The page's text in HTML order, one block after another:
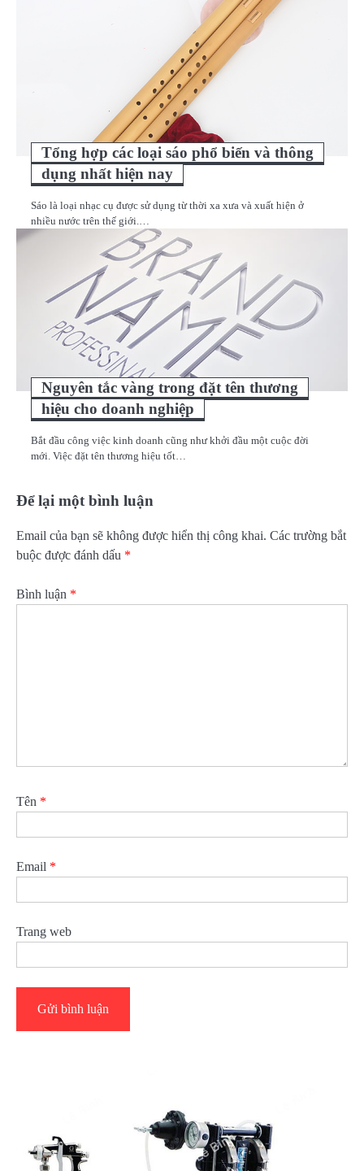
Tổng hợp các loại sáo phổ biến và thông
dụng nhất hiện nay
Sáo là loại nhạc cụ được sử dụng từ thời xa xưa và xuất hiện ở
nhiều nước trên thế giới.…
Nguyên tắc vàng trong đặt tên thương
hiệu cho doanh nghiệp
Bắt đầu công việc kinh doanh cũng như khởi đầu một cuộc đời
mới. Việc đặt tên thương hiệu tốt…
Để lại một bình luận
Email của bạn sẽ không được hiển thị công khai. Các trường bắt
buộc được đánh dấu *
Bình luận *
Tên *
Email *
Trang web